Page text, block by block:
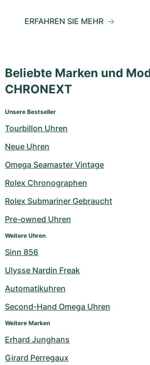
ERFAHREN SIE MEHR
Beliebte Marken und
CHRONEXT
Unsere Bestseller
Tourbillon Uhren
Neue Uhren
Omega Seamaster Vintage
Rolex Chronographen
Rolex Submariner Gebraucht
Pre-owned Uhren
Weitere Uhren
Sinn 856
Ulysse Nardin Freak
Automatikuhren
Second-Hand Omega Uhren
Weitere Marken
Erhard Junghans
Girard Perregaux